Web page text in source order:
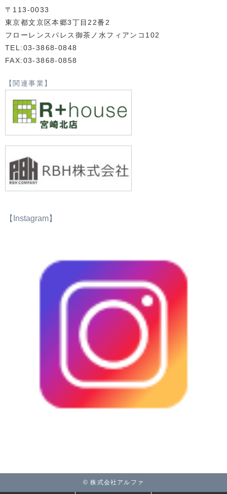
〒113-0033
東京都文京区本郷3丁目22番2
フローレンスパレス御茶ノ水フィアンコ102
TEL:03-3868-0848
FAX:03-3868-0858
【関連事業】
【Instagram】
© 株式会社アルファ